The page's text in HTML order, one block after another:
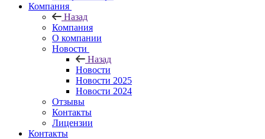
Компания
Назад
Компания
О компании
Новости
Назад
Новости
Новости 2025
Новости 2024
Отзывы
Контакты
Лицензии
Контакты